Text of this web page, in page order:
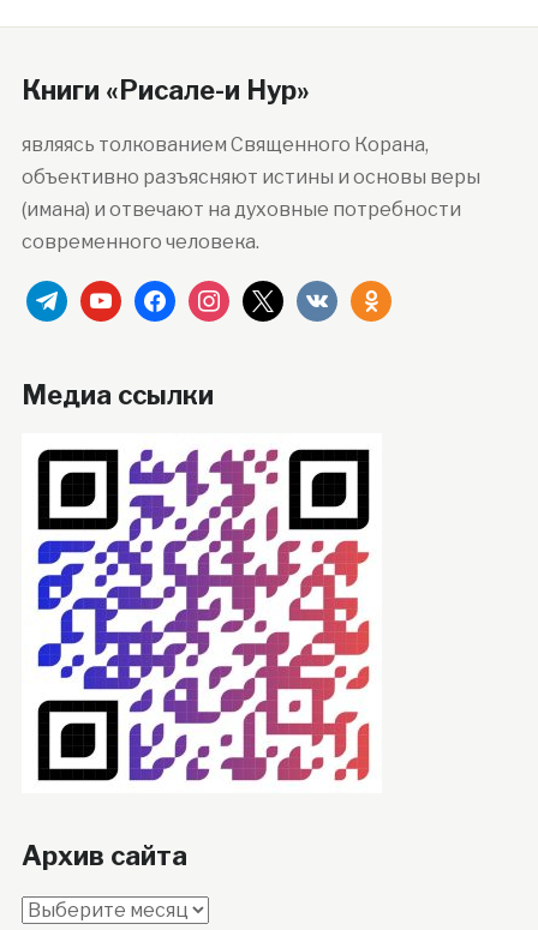
Книги «Рисале-и Нур»
являясь толкованием Священного Корана,
объективно разъясняют истины и основы веры
(имана) и отвечают на духовные потребности
современного человека.
telegramyoutubefacebookinstagram
x vkontakteodnoklassniki
Медиа ссылки
Архив сайта
Архив